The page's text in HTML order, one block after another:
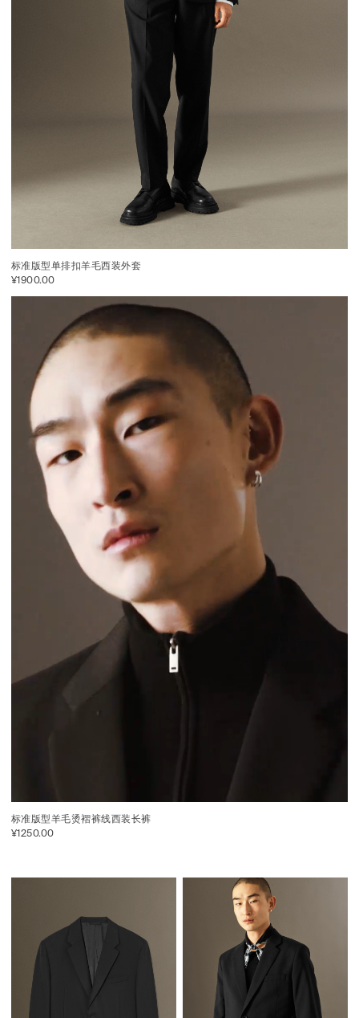
标准版型单排扣羊毛西装外套
¥1900.00
标准版型羊毛烫褶裤线西装长裤
¥1250.00
你好